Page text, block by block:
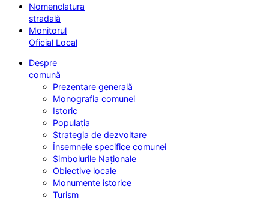
Nomenclatura
stradală
Monitorul
Oficial Local
Despre
comună
Prezentare generală
Monografia comunei
Istoric
Populația
Strategia de dezvoltare
Însemnele specifice comunei
Simbolurile Naționale
Obiective locale
Monumente istorice
Turism